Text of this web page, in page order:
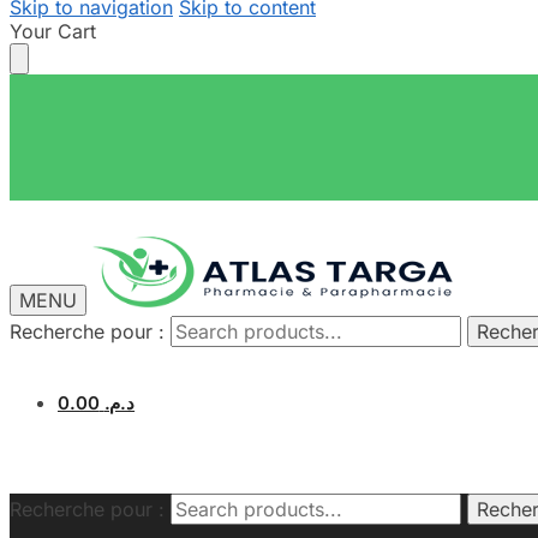
Skip to navigation Skip to content
Your Cart
MENU
Recherche pour :
د.م. 0.00
Recherche pour :